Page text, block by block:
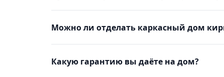
Можно ли отделать каркасный дом
Какую гарантию вы даёте на дом?